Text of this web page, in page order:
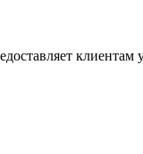
клиентам